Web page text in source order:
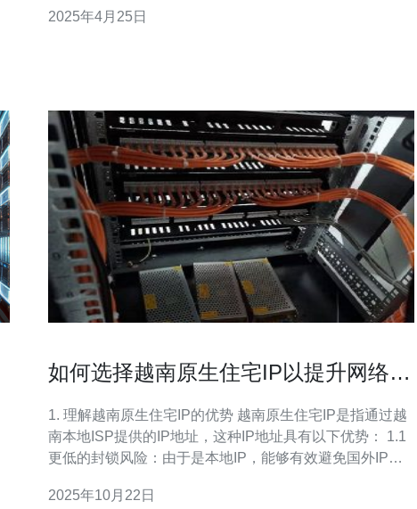
利连接到自己国家的服务器。本文将介绍在越南使用手机
2025年4月25日
如何选择越南原生住宅IP以提升网络安
1. 理解越南原生住宅IP的优势 越南原生住宅IP是指通过越
南本地ISP提供的IP地址，这种IP地址具有以下优势： 1.1
更低的封锁风险：由于是本地IP，能够有效避免国外IP在
更高的匿名性，能够保护用户
2025年10月22日